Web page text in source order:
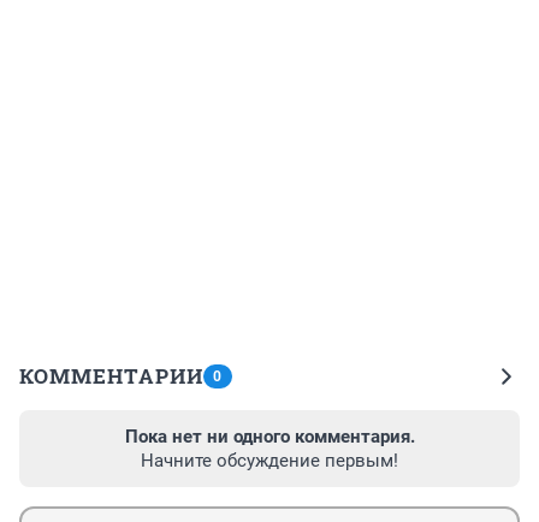
КОММЕНТАРИИ 0
Пока нет ни одного комментария.
Начните обсуждение первым!